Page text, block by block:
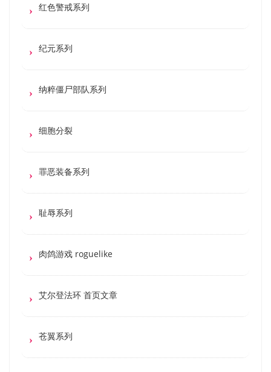
红色警戒系列
纪元系列
纳粹僵尸部队系列
细胞分裂
罪恶装备系列
耻辱系列
肉鸽游戏 roguelike
艾尔登法环 首页文章
苍翼系列